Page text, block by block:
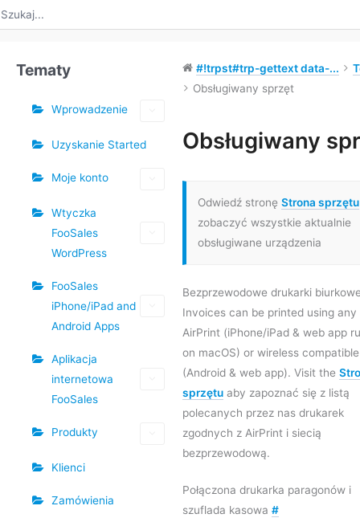
Tematy
Wprowadzenie
Uzyskanie Started
Moje konto
Wtyczka
FooSales
WordPress
FooSales
iPhone/iPad and
Android Apps
Aplikacja
internetowa
FooSales
Produkty
Klienci
Zamówienia
#!trpst#trp-gettext data-...
Obsługiwany sprzęt
Obsługiwany
Odwiedź stronę Strona sprzętu
zobaczyć wszystkie aktualnie
obsługiwane urządzenia
Bezprzewodowe drukarki
Invoices can be printed using any
AirPrint (iPhone/iPad & web app
on macOS) or wireless
(Android & web app). Visit the
sprzętu aby zapoznać się z listą
polecanych przez nas drukarek
zgodnych z AirPrint i siecią
bezprzewodową.
Połączona drukarka paragonów i
szuflada kasowa #
Tagi
po
dokumencie